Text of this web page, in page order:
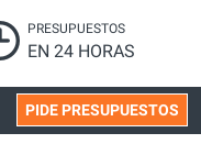
PRESUPUESTOS
EN 24 HORAS
PIDE PRESUPUESTOS